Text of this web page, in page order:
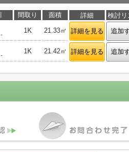
間取り 面積 詳細
検討リ
-
1K 21.33㎡ 詳細を見る 追加
-
1K 21.42㎡ 詳細を見る 追加